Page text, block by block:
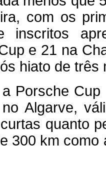
com os
inscritos
e 21 na
hiato de três
Porsche
Algarve,
quanto
300 km como